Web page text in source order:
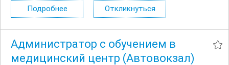
чтобы усилить команду, быстрее обрабатывать
рыночную информацию и развивать направление
Подробнее Откликнуться
Администратор с обучением в
медицинский центр (Автовокзал)